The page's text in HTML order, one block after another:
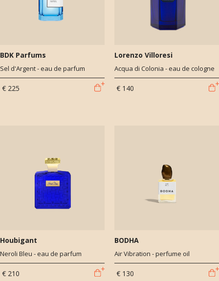
BDK Parfums
Sel d'Argent - eau de parfum
€ 225
Lorenzo Villoresi
Acqua di Colonia - eau de cologne
€ 140
Houbigant
Neroli Bleu - eau de parfum
€ 210
BODHA
Air Vibration - perfume oil
€ 130